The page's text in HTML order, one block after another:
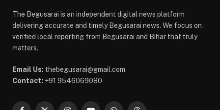
The Begusarai is an independent digital news platform
delivering accurate and timely Begusarai news. We focus on
verified local reporting from Begusarai and Bihar that truly
matters.
Email Us: thebegusarai@gmail.com
Contact: +91 9546069080